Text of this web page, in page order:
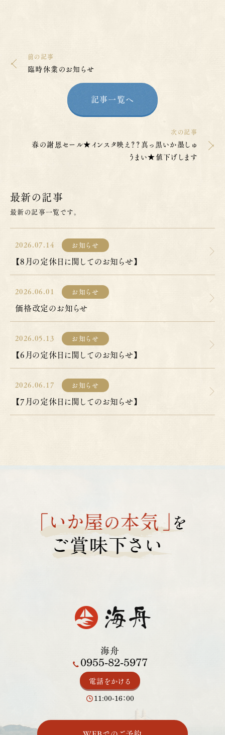
前の記事
臨時休業のお知らせ
記事一覧へ
次の記事
春の謝恩セール★インスタ映え？？真っ黒いか墨しゅ
うまい★値下げします
最新の記事
最新の記事一覧です。
2026.07.14 お知らせ
【8月の定休日に関してのお知らせ】
2026.06.01 お知らせ
価格改定のお知らせ
2026.05.13 お知らせ
【6月の定休日に関してのお知らせ】
2026.06.17 お知らせ
【7月の定休日に関してのお知らせ】
海舟
0955-82-5977
電話をかける
11:00-16：00